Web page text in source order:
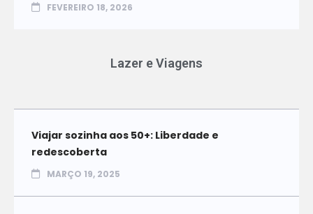
FEVEREIRO 18, 2026
Lazer e Viagens
Viajar sozinha aos 50+: Liberdade e
redescoberta
MARÇO 19, 2025